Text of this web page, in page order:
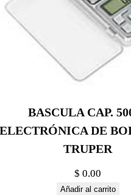
BASCULA CAP.
ELECTRÓNICA DE
TRUPER
$ 0.00
Añadir al carrito